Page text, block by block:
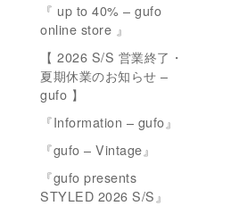
『 up to 40% – gufo
online store 』
【 2026 S/S 営業終了・
夏期休業のお知らせ –
gufo 】
『Information – gufo』
『gufo – Vintage』
『gufo presents
STYLED 2026 S/S』